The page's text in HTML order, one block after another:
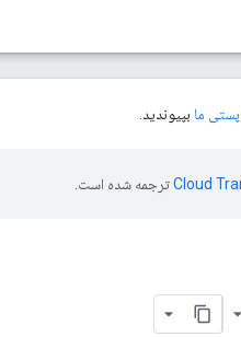
ما بپیوندید.
ترجمه شده است.